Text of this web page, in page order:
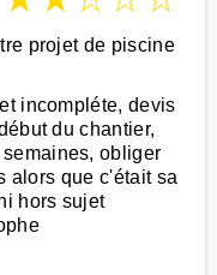
projet de piscine
incompléte, devis
du chantier,
obliger
alors que c'était sa
hors sujet